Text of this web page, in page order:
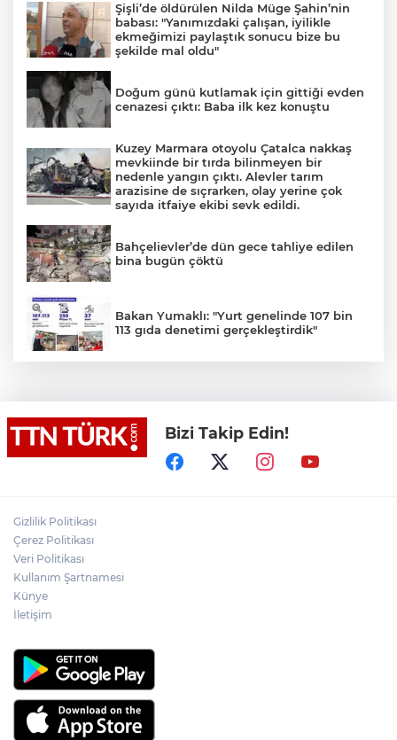
Şişli’de öldürülen Nilda Müge Şahin’nin
babası: "Yanımızdaki çalışan, iyilikle
ekmeğimizi paylaştık sonucu bize bu
şekilde mal oldu"
Doğum günü kutlamak için gittiği evden
cenazesi çıktı: Baba ilk kez konuştu
Kuzey Marmara otoyolu Çatalca nakkaş
mevkiinde bir tırda bilinmeyen bir
nedenle yangın çıktı. Alevler tarım
arazisine de sıçrarken, olay yerine çok
sayıda itfaiye ekibi sevk edildi.
Bahçelievler’de dün gece tahliye edilen
bina bugün çöktü
Bakan Yumaklı: "Yurt genelinde 107 bin
113 gıda denetimi gerçekleştirdik"
ziyaret
Muharrem İnce’den Nâzım Hikmet
göndermeli paylaşım: Vatan hainliğine
Osman Gazi platformu Eylül'de göreve
Bizi Takip Edin!
Gizlilik Politikası
Çerez Politikası
Veri Politikası
Kullanım Şartnamesi
Künye
İletişim